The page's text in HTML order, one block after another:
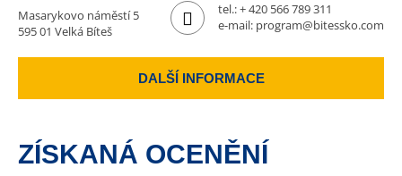
Masarykovo náměstí 5
595 01 Velká Bíteš
tel.:+ 420 566 789 311
e-mail: program@bitessko.com
DALŠÍ INFORMACE
ZÍSKANÁ OCENĚNÍ